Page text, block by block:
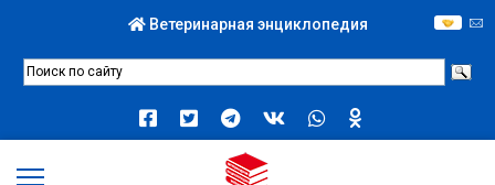
Ветеринарная энциклопедия